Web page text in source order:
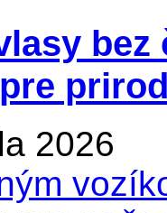
2026